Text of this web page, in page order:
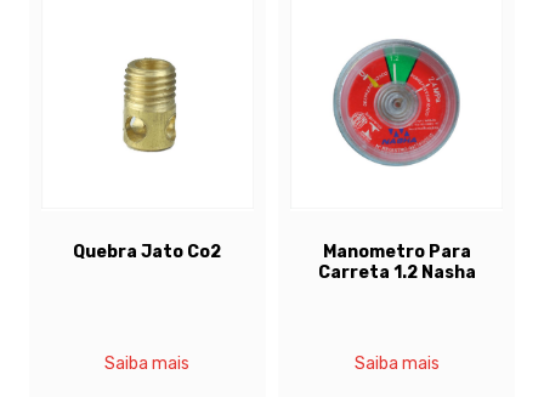
Quebra Jato Co2
Saiba mais
Manometro Para
Carreta 1.2 Nasha
Saiba mais